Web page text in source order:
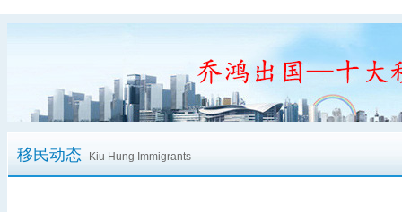
移民动态 Kiu Hung Immigrants